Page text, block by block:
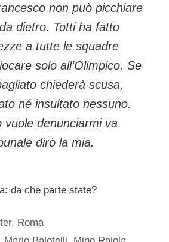
non può picchiare
dietro. Totti ha fatto
a tutte le squadre
solo all’Olimpico. Se
chiederà scusa,
né insultato nessuno.
vuole denunciarmi va
dirò la mia.
da che parte state?
, Roma